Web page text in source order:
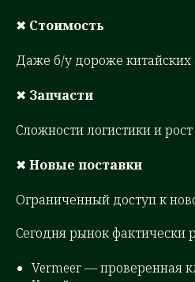
✖ Стоимость
Даже б/у дороже китайских
✖ Запчасти
Сложности логистики и рост
✖ Новые поставки
Ограниченный доступ к
Сегодня рынок фактически
Vermeer — проверенная